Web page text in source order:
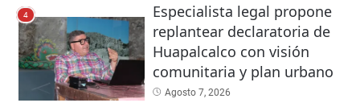
4
Especialista legal propone
replantear declaratoria de
Huapalcalco con visión
comunitaria y plan urbano
Agosto 7, 2026